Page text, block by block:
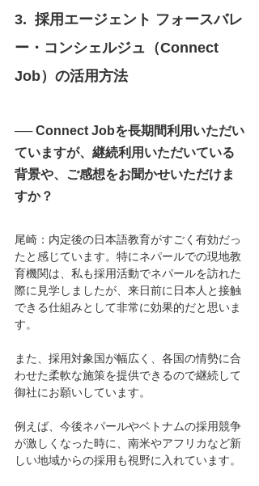
3.  採用エージェント フォースバレ
ー・コンシェルジュ（Connect
Job）の活用方法
── Connect Jobを長期間利用いただい
ていますが、継続利用いただいている
背景や、ご感想をお聞かせいただけま
すか？
尾崎：内定後の日本語教育がすごく有効だっ
たと感じています。特にネパールでの現地教
育機関は、私も採用活動でネパールを訪れた
際に見学しましたが、来日前に日本人と接触
できる仕組みとして非常に効果的だと思いま
す。
また、採用対象国が幅広く、各国の情勢に合
わせた柔軟な施策を提供できるので継続して
御社にお願いしています。
例えば、今後ネパールやベトナムの採用競争
が激しくなった時に、南米やアフリカなど新
しい地域からの採用も視野に入れています。